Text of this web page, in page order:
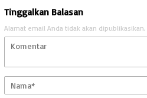
Tinggalkan Balasan
Alamat email Anda tidak akan dipublikasikan.